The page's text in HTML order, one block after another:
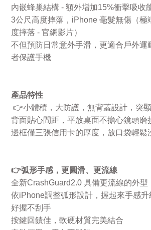
內嵌蜂巢結構 - 額外增加15%衝擊吸收
3公尺高度摔落， iPhone 毫髮無傷（極
度摔落 - 官網影片）
不但預防日常意外手滑，更適合戶外運
者保護手機
產品特性
👉小體積，大防護，無背蓋設計，突
背面貼心間距，平放桌面不擔心鏡頭磨
邊框僅三張信用卡的厚度，放口袋輕鬆
👉弧形手感，更圓滑、更流線
全新CrashGuard2.0 具備更流線的外型
依iPhone調整弧形設計，握起來手感
好握不刮手
按鍵回饋佳，軟硬材質完美結合